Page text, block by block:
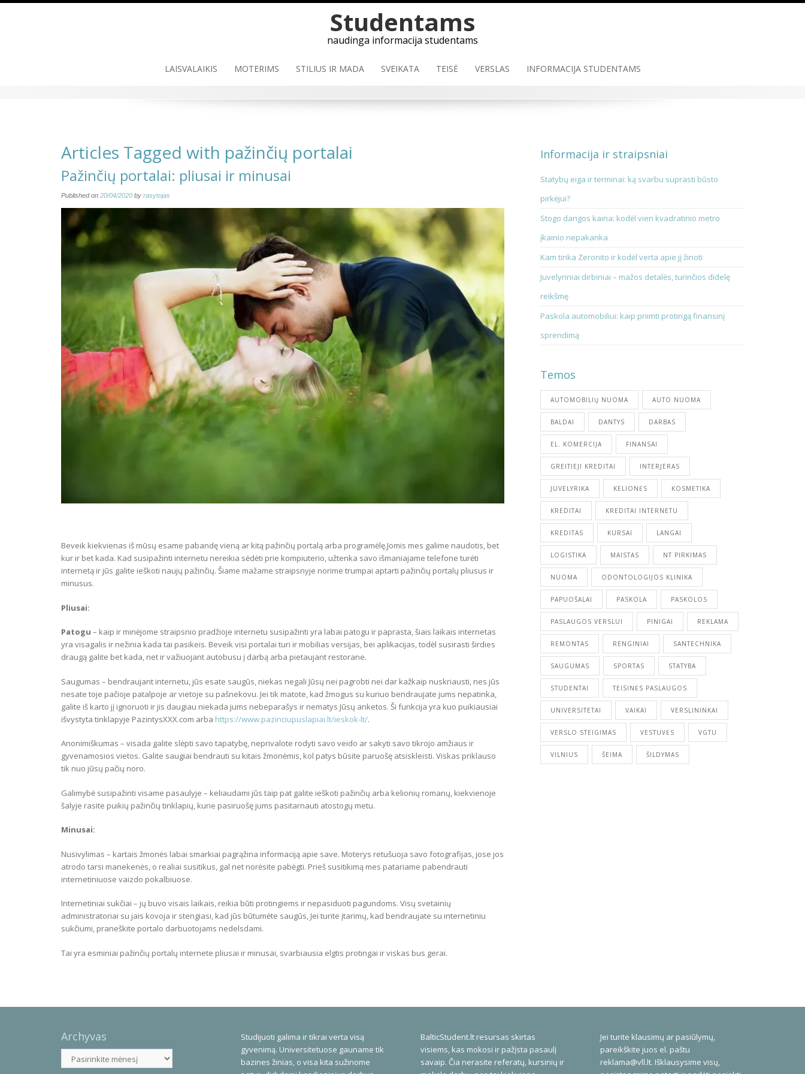
Studentams
naudinga informacija studentams
LAISVALAIKIS MOTERIMS STILIUS IR MADA SVEIKATA TEISĖ VERSLAS INFORMACIJA STUDENTAMS
Articles Tagged with pažinčių portalai
Pažinčių portalai: pliusai ir minusai
Published on 20/04/2020 by rasytojas
Beveik kiekvienas iš mūsų esame pabandę vieną ar kitą pažinčių portalą arba programėlę.Jomis mes galime naudotis, bet
kur ir bet kada. Kad susipažinti internetu nereikia sėdėti prie kompiuterio, užtenka savo išmaniajame telefone turėti
internetą ir jūs galite ieškoti naujų pažinčių. Šiame mažame straipsnyje norime trumpai aptarti pažinčių portalų pliusus ir
minusus.
Pliusai:
Patogu – kaip ir minėjome straipsnio pradžioje internetu susipažinti yra labai patogu ir paprasta, šiais laikais internetas
yra visagalis ir nežinia kada tai pasikeis. Beveik visi portalai turi ir mobilias versijas, bei aplikacijas, todėl susirasti širdies
draugą galite bet kada, net ir važiuojant autobusu į darbą arba pietaujant restorane.
Saugumas – bendraujant internetu, jūs esate saugūs, niekas negali Jūsų nei pagrobti nei dar kažkaip nuskriausti, nes jūs
nesate toje pačioje patalpoje ar vietoje su pašnekovu. Jei tik matote, kad žmogus su kuriuo bendraujate jums nepatinka,
galite iš karto jį ignoruoti ir jis daugiau niekada jums nebeparašys ir nematys Jūsų anketos. Ši funkcija yra kuo puikiausiai
išvystyta tinklapyje PazintysXXX.com arba https://www.pazinciupuslapiai.lt/ieskok-lt/.
Anonimiškumas – visada galite slėpti savo tapatybę, neprivalote rodyti savo veido ar sakyti savo tikrojo amžiaus ir
gyvenamosios vietos. Galite saugiai bendrauti su kitais žmonėmis, kol patys būsite paruošę atsiskleisti. Viskas priklauso
tik nuo jūsų pačių noro.
Galimybė susipažinti visame pasaulyje – keliaudami jūs taip pat galite ieškoti pažinčių arba kelionių romanų, kiekvienoje
šalyje rasite puikių pažinčių tinklapių, kurie pasiruošę jums pasitarnauti atostogų metu.
Minusai:
Nusivylimas – kartais žmonės labai smarkiai pagrąžina informaciją apie save. Moterys retušuoja savo fotografijas, jose jos
atrodo tarsi manekenės, o realiai susitikus, gal net norėsite pabėgti. Prieš susitikimą mes patariame pabendrauti
internetiniuose vaizdo pokalbiuose.
Internetiniai sukčiai – jų buvo visais laikais, reikia būti protingiems ir nepasiduoti pagundoms. Visų svetainių
administratoriai su jais kovoja ir stengiasi, kad jūs būtumėte saugūs, Jei turite įtarimų, kad bendraujate su internetiniu
sukčiumi, praneškite portalo darbuotojams nedelsdami.
Tai yra esminiai pažinčių portalų internete pliusai ir minusai, svarbiausia elgtis protingai ir viskas bus gerai.
Informacija ir straipsniai
Statybų eiga ir terminai: ką svarbu suprasti būsto
pirkėjui?
Stogo dangos kaina: kodėl vien kvadratinio metro
įkainio nepakanka
Kam tinka Zeronito ir kodėl verta apie jį žinoti
Juvelyriniai dirbiniai – mažos detalės, turinčios didelę
reikšmę
Paskola automobiliui: kaip priimti protingą finansinį
sprendimą
Temos
AUTOMOBILIŲ NUOMA AUTO NUOMA
BALDAI DANTYS DARBAS
EL. KOMERCIJA FINANSAI
GREITIEJI KREDITAI INTERJERAS
JUVELYRIKA KELIONĖS KOSMETIKA
KREDITAI KREDITAI INTERNETU
KREDITAS KURSAI LANGAI
LOGISTIKA MAISTAS NT PIRKIMAS
NUOMA ODONTOLOGIJOS KLINIKA
PAPUOŠALAI PASKOLA PASKOLOS
PASLAUGOS VERSLUI PINIGAI REKLAMA
REMONTAS RENGINIAI SANTECHNIKA
SAUGUMAS SPORTAS STATYBA
STUDENTAI TEISINĖS PASLAUGOS
UNIVERSITETAI VAIKAI VERSLININKAI
VERSLO STEIGIMAS VESTUVĖS VGTU
VILNIUS ŠEIMA ŠILDYMAS
Archyvas
Archyvas
Studijuoti galima ir tikrai verta visą
gyvenimą. Universitetuose gauname tik
bazines žinias, o visa kita sužinome
BalticStudent.lt resursas skirtas
visiems, kas mokosi ir pažįsta pasaulį
savaip. Čia nerasite referatų, kursinių ir
Jei turite klausimų ar pasiūlymų,
pareikškite juos el. paštu
reklama@vll.lt. Išklausysime visų,